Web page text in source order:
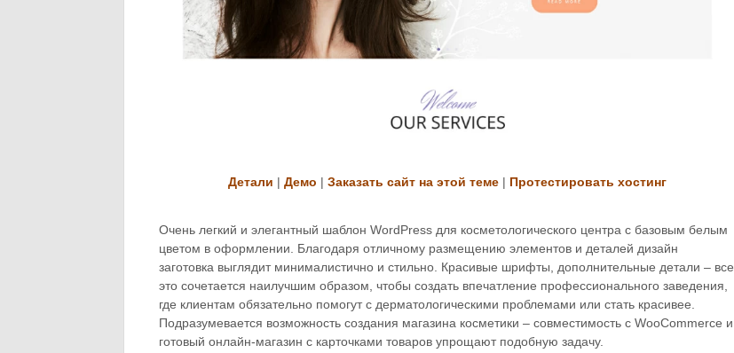
Детали | Демо | Заказать сайт на этой теме | Протестировать хостинг
Очень легкий и элегантный шаблон WordPress для косметологического центра с базовым белым
цветом в оформлении. Благодаря отличному размещению элементов и деталей дизайн
заготовка выглядит минималистично и стильно. Красивые шрифты, дополнительные детали – все
это сочетается наилучшим образом, чтобы создать впечатление профессионального заведения,
где клиентам обязательно помогут с дерматологическими проблемами или стать красивее.
Подразумевается возможность создания магазина косметики – совместимость с WooCommerce и
готовый онлайн-магазин с карточками товаров упрощают подобную задачу.